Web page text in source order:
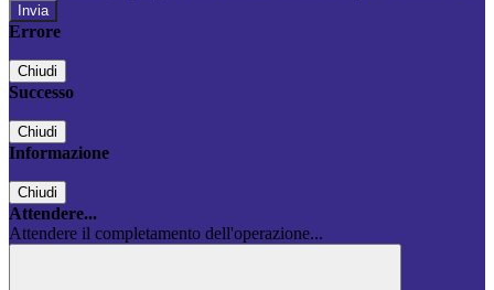
Errore
Chiudi
Successo
Chiudi
Informazione
Chiudi
Attendere...
Attendere il completamento dell'operazione...